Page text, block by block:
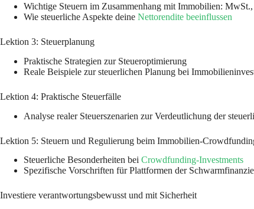
Wichtige Steuern im Zusammenhang mit Immobilien:
Wie steuerliche Aspekte deine Nettorendite beeinflussen
Lektion 3: Steuerplanung
Praktische Strategien zur Steueroptimierung
Reale Beispiele zur steuerlichen Planung bei
Lektion 4: Praktische Steuerfälle
Analyse realer Steuerszenarien zur Verdeutlichung der
Lektion 5: Steuern und Regulierung beim Immobilien-
Steuerliche Besonderheiten bei Crowdfunding-Investments
Spezifische Vorschriften für Plattformen der
Investiere verantwortungsbewusst und mit Sicherheit